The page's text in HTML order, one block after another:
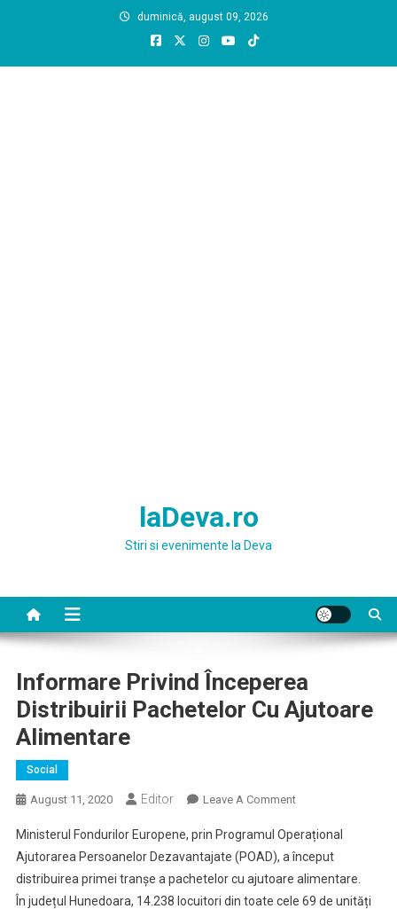
duminică, august 09, 2026
laDeva.ro
Stiri si evenimente la Deva
Informare Privind Începerea
Distribuirii Pachetelor Cu Ajutoare
Alimentare
Social
August 11, 2020 Editor Leave A CommentOn
Privind
Începerea
Distribuirii
Pachetelor
Ministerul Fondurilor Europene, prin Programul Operațional
Ajutorarea Persoanelor Dezavantajate (POAD), a început
distribuirea primei tranșe a pachetelor cu ajutoare alimentare.
În județul Hunedoara, 14.238 locuitori din toate cele 69 de unități